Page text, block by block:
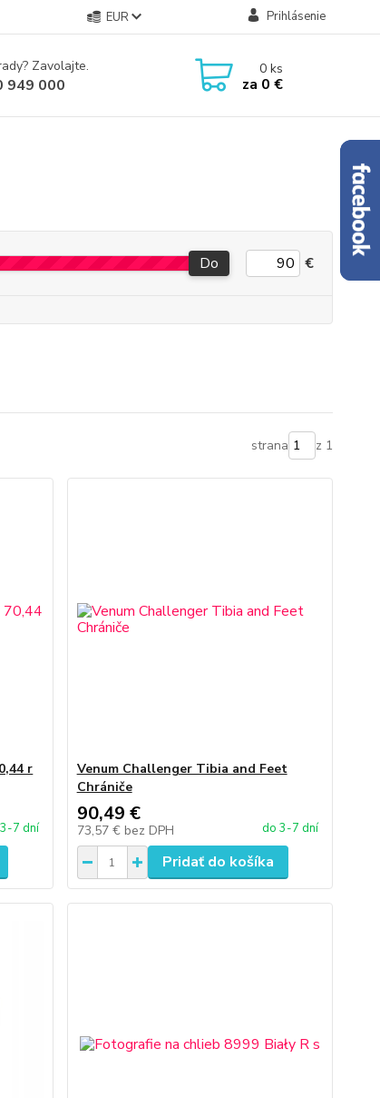
EUR Prihlásenie
Zavolajte.
949 000
0ks
za 0 €
Do €
strana z 1
r
7 dní
Venum Challenger Tibia and Feet
Chrániče
90,49 €
73,57 € bez DPH do 3-7 dní
Pridať do košíka